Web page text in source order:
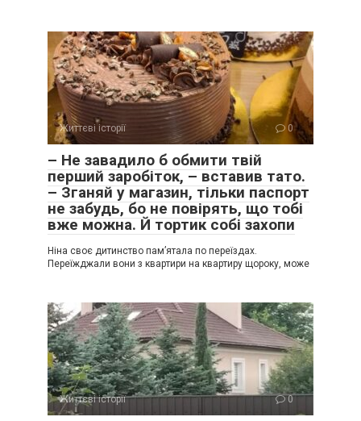
Життєві історії 0
– Не завадило б обмити твій
перший заробіток, – вставив тато.
– Зганяй у магазин, тільки паспорт
не забудь, бо не повірять, що тобі
вже можна. Й тортик собі захопи
Ніна своє дитинство пам’ятала по переїздах.
Переїжджали вони з квартири на квартиру щороку, може
Життєві історії 0